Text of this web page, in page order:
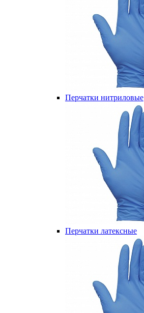
Перчатки нитриловые
Перчатки латексные